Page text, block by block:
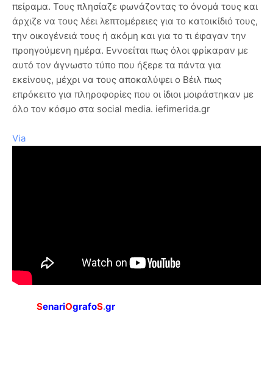
πείραμα. Τους πλησίαζε φωνάζοντας το όνομά τους και
άρχιζε να τους λέει λεπτομέρειες για το κατοικίδιό τους,
την οικογένειά τους ή ακόμη και για το τι έφαγαν την
προηγούμενη ημέρα. Εννοείται πως όλοι φρίκαραν με
αυτό τον άγνωστο τύπο που ήξερε τα πάντα για
εκείνους, μέχρι να τους αποκαλύψει ο Βέιλ πως
επρόκειτο για πληροφορίες που οι ίδιοι μοιράστηκαν με
όλο τον κόσμο στα social media. iefimerida.gr
Via
SenariOgrafoS.gr